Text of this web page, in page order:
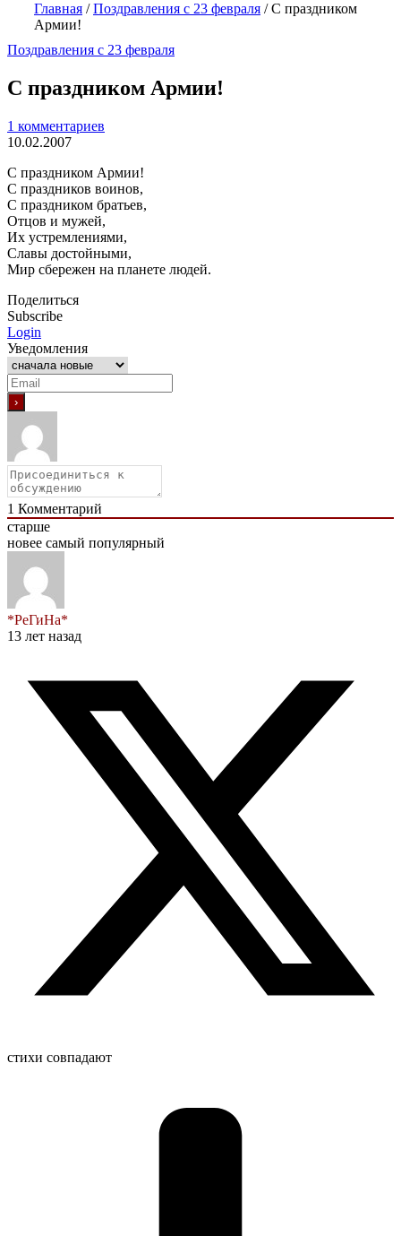
Главная /Поздравления с 23 февраля /С праздником
Армии!
Поздравления с 23 февраля
С праздником Армии!
1 комментариев
10.02.2007
С праздником Армии!
С праздников воинов,
С праздником братьев,
Отцов и мужей,
Их устремлениями,
Славы достойными,
Мир сбережен на планете людей.
Поделиться
Subscribe
Login
Уведомления
1 Комментарий
старше
новее самый популярный
*РеГиНа*
13 лет назад
стихи совпадают